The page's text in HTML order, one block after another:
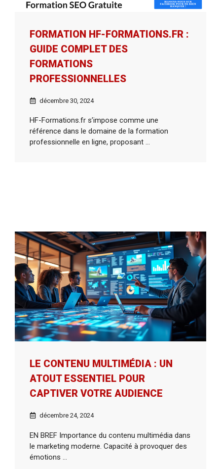
FORMATION HF-FORMATIONS.FR :
GUIDE COMPLET DES
FORMATIONS
PROFESSIONNELLES
décembre 30, 2024
HF-Formations.fr s’impose comme une
référence dans le domaine de la formation
professionnelle en ligne, proposant ...
LE CONTENU MULTIMÉDIA : UN
ATOUT ESSENTIEL POUR
CAPTIVER VOTRE AUDIENCE
décembre 24, 2024
EN BREF Importance du contenu multimédia dans
le marketing moderne. Capacité à provoquer des
émotions ...